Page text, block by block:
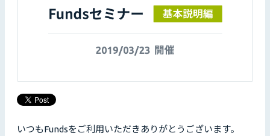
いつもFundsをご利用いただきありがとうございます。